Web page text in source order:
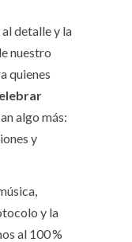
detalle y la
nuestro
quienes
algo más:
y
y la
al 100 %